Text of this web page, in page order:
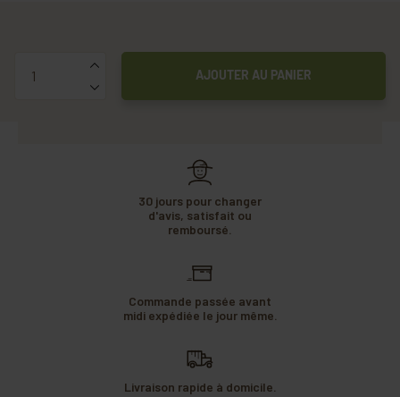
AJOUTER AU PANIER
30 jours pour changer
d'avis, satisfait ou
remboursé.
Commande passée avant
midi expédiée le jour même.
Livraison rapide à domicile.